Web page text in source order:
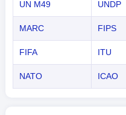
UN M49 UNDP
MARC FIPS
FIFA ITU
NATO ICAO